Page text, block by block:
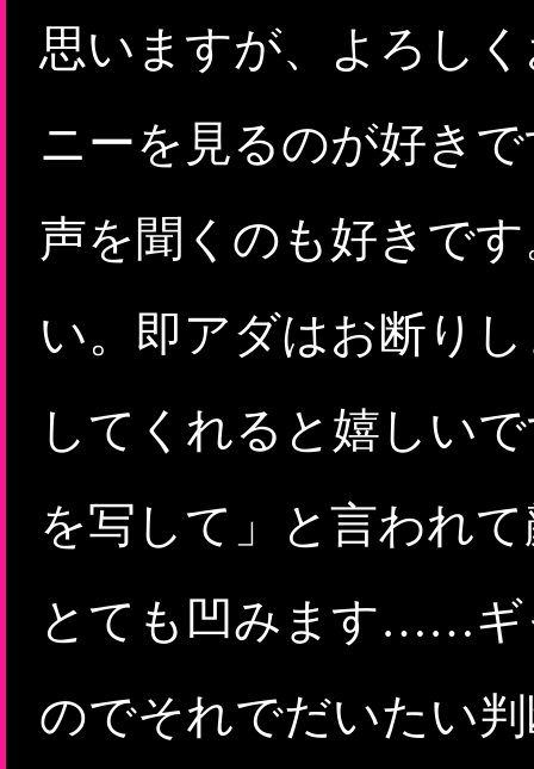
思いますが、よろし
ニーを見るのが好き
声を聞くのも好きで
い。即アダはお断り
してくれると嬉しい
を写して」と言われ
とても凹みます……ギ
のでそれでだいたい